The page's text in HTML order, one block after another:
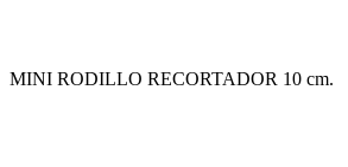
MINI RODILLO RECORTADOR 10 cm.